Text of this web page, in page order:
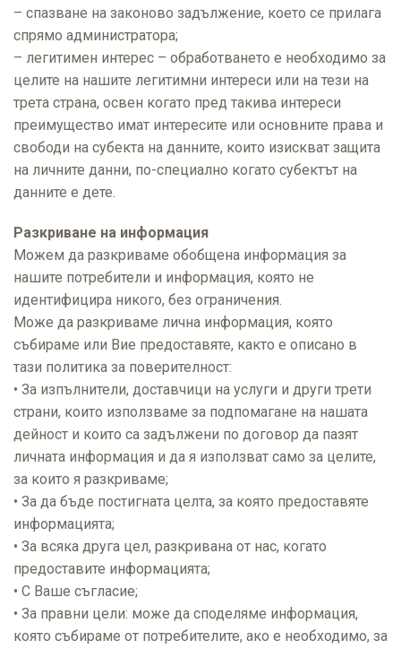
– спазване на законово задължение, което се прилага
спрямо администратора;
– легитимен интерес – обработването е необходимо за
целите на нашите легитимни интереси или на тези на
трета страна, освен когато пред такива интереси
преимущество имат интересите или основните права и
свободи на субекта на данните, които изискват защита
на личните данни, по-специално когато субектът на
данните е дете.
Разкриване на информация
Можем да разкриваме обобщена информация за
нашите потребители и информация, която не
идентифицира никого, без ограничения.
Може да разкриваме лична информация, която
събираме или Вие предоставяте, както е описано в
тази политика за поверителност:
• За изпълнители, доставчици на услуги и други трети
страни, които използваме за подпомагане на нашата
дейност и които са задължени по договор да пазят
личната информация и да я използват само за целите,
за които я разкриваме;
• За да бъде постигната целта, за която предоставяте
информацията;
• За всяка друга цел, разкривана от нас, когато
предоставите информацията;
• С Ваше съгласие;
• За правни цели: може да споделяме информация,
която събираме от потребителите, ако е необходимо, за